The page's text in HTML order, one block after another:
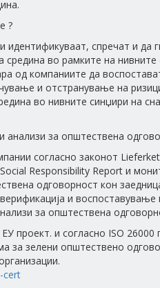
?
идентификуваат, спречат и да
во рамките на
од компаниите да
и отстранување на
во нивните синџири на
за општествена
согласно законот
Responsibility Report и
одговорност кон
и
за општествена
проект. и согласно ISO 26000
за зелени општествено
cert